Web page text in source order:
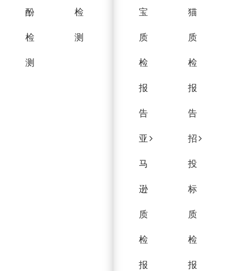
酚
检
测
检
测
宝
质
检
报
告
猫
质
检
报
告
亚
马
逊
质
检
报
招
投
标
质
检
报